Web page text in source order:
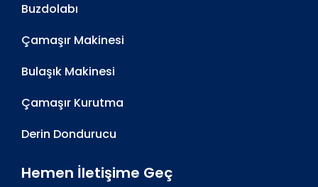
Buzdolabı
Çamaşır Makinesi
Bulaşık Makinesi
Çamaşır Kurutma
Derin Dondurucu
Hemen İletişime Geç